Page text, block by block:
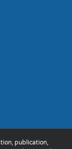
publication,